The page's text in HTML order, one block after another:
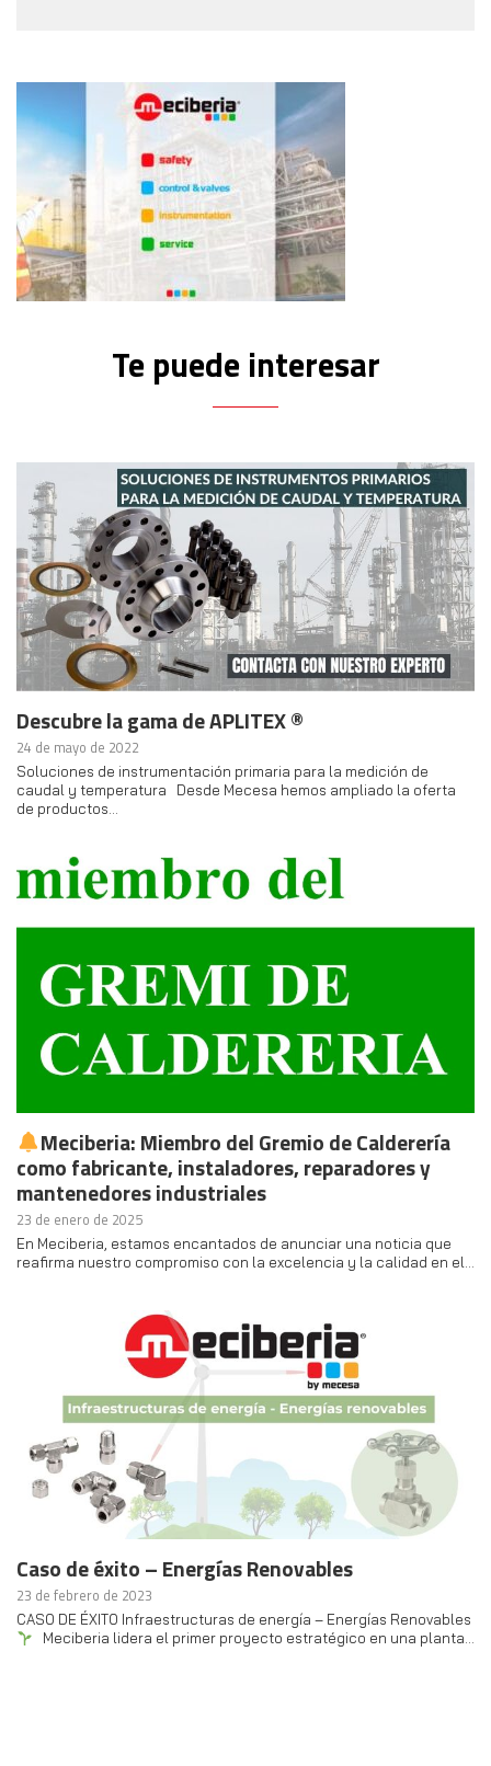
Te puede interesar
Descubre la gama de APLITEX ®
24 de mayo de 2022
Soluciones de instrumentación primaria para la medición de
caudal y temperatura Desde Mecesa hemos ampliado la oferta
de productos…
Meciberia: Miembro del Gremio de Calderería
como fabricante, instaladores, reparadores y
mantenedores industriales
23 de enero de 2025
En Meciberia, estamos encantados de anunciar una noticia que
reafirma nuestro compromiso con la excelencia y la calidad en el…
Caso de éxito – Energías Renovables
23 de febrero de 2023
CASO DE ÉXITO Infraestructuras de energía – Energías Renovables
Meciberia lidera el primer proyecto estratégico en una planta…